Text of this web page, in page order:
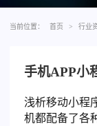
当前位置： 首页 > 行业
手机APP小
浅析移动小程
机都配备了各